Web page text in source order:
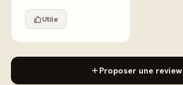
Utile
Proposer une review